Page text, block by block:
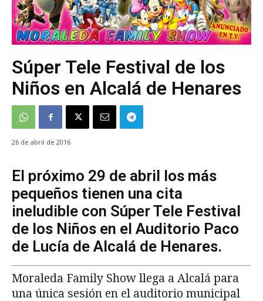
Súper Tele Festival de los
Niños en Alcalá de Henares
26 de abril de 2016
El próximo 29 de abril los más
pequeños tienen una cita
ineludible con Súper Tele Festival
de los Niños en el Auditorio Paco
de Lucía de Alcalá de Henares.
Moraleda Family Show llega a Alcalá para
una única sesión en el auditorio municipal